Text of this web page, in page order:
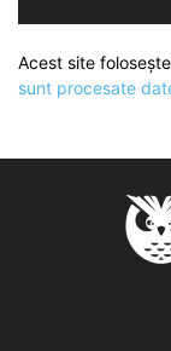
Acest site
sunt procesate